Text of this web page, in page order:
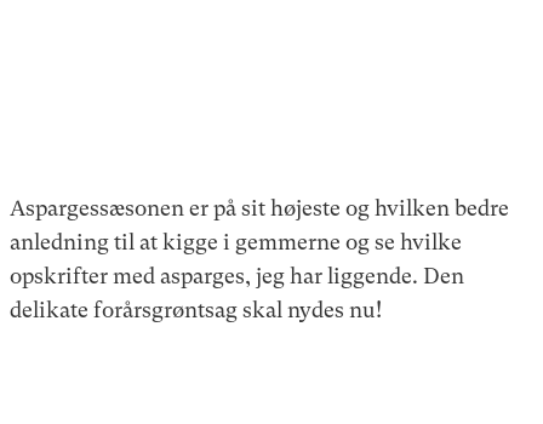
Aspargessæsonen er på sit højeste og hvilken bedre
anledning til at kigge i gemmerne og se hvilke
opskrifter med asparges, jeg har liggende. Den
delikate forårsgrøntsag skal nydes nu!